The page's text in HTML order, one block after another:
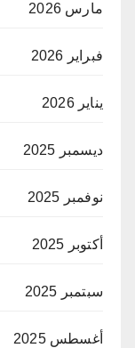
مارس 2026
فبراير 2026
يناير 2026
ديسمبر 2025
نوفمبر 2025
أكتوبر 2025
سبتمبر 2025
أغسطس 2025